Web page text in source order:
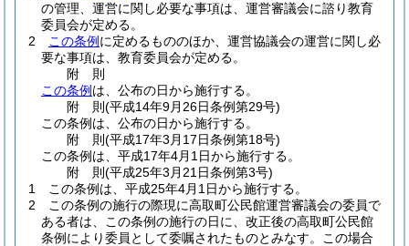
の管理、運営に関し必要な事項は、運営審議会に諮り教育
委員会が定める。
2
この条例 に定めるもののほか、運営協議会の運営に関し必
要な事項は、教育委員会が定める。
附 則
この条例 は、公布の日から施行する。
附 則(平成14年9月26日条例第29号)
この条例は、公布の日から施行する。
附 則(平成17年3月17日条例第18号)
この条例は、平成17年4月1日から施行する。
附 則(平成25年3月21日条例第3号)
1
この条例は、平成25年4月1日から施行する。
2
この条例の施行の際現に高取町公民館運営審議会の委員で
ある者は、この条例の施行の日に、改正後の高取町公民館
条例により委員として委嘱されたものとみなす。
この場合